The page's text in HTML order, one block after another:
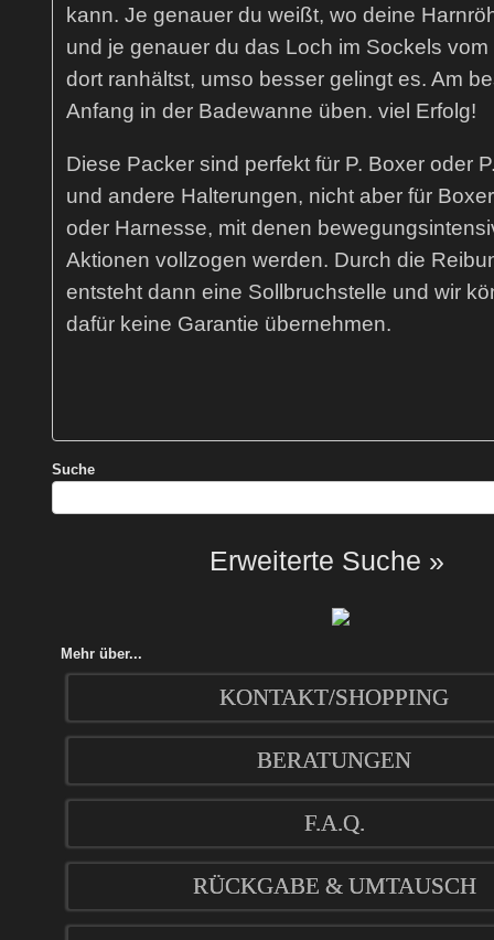
kann. Je genauer du weißt, wo deine
und je genauer du das Loch im Sockels vom
dort ranhältst, umso besser gelingt es. Am
Anfang in der Badewanne üben. viel Erfolg!
Diese Packer sind perfekt für P. Boxer oder
und andere Halterungen, nicht aber für
oder Harnesse, mit denen
Aktionen vollzogen werden. Durch die
entsteht dann eine Sollbruchstelle und wir
dafür keine Garantie übernehmen.
Suche
Erweiterte Suche »
Mehr über...
KONTAKT/SHOPPING
BERATUNGEN
F.A.Q.
RÜCKGABE & UMTAUSCH